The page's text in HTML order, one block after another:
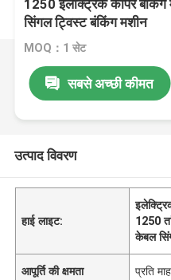
1250 इलेक्ट्रिक कॉपर बंकिंग
सिंगल ट्विस्ट बंकिंग मशीन
MOQ：1 सेट
सबसे अच्छी कीमत
उत्पाद विवरण
हाई लाइट:
1250
केबल
आपूर्ति की क्षमता प्रति